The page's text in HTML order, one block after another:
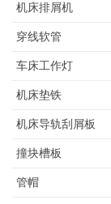
机床排屑机
穿线软管
车床工作灯
机床垫铁
机床导轨刮屑板
撞块槽板
管帽